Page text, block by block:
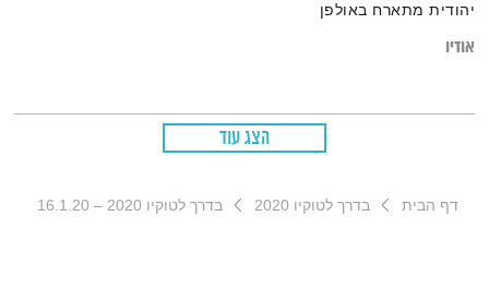
יהודית מתארח באולפן
אודיו
הצג עוד
דף הבית בדרך לטוקיו 2020 בדרך לטוקיו 2020 – 16.1.20